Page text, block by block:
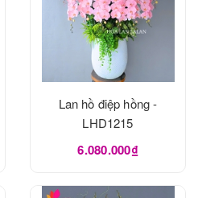
Lan hồ điệp hồng -
LHD1215
6.080.000₫